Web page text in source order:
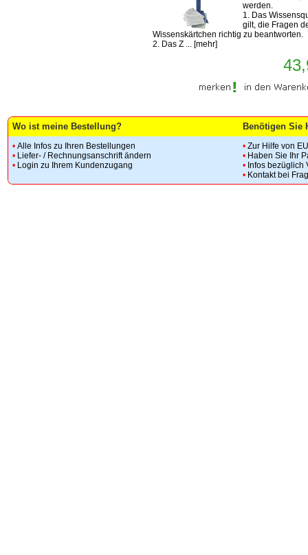
werden.
1. Das
gilt, die Fragen
Wissenskärtchen richtig zu beantworten.
2. Das Z ... [mehr]
Wo ist meine Bestellung? Benötigen Sie
• Alle Infos zu Ihren Bestellungen
• Liefer- / Rechnungsanschrift ändern
• Login zu Ihrem Kundenzugang
• Zur Hilfe von
• Haben Sie Ihr
• Infos bezüglich
• Kontakt bei